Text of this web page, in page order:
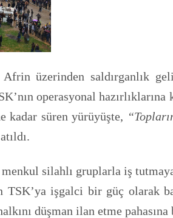
üzerinden saldırganlık
operasyonal
kadar süren yürüyüşte,
silahlı gruplarla iş
TSK’ya işgalci bir güç olarak
düşman ilan etme